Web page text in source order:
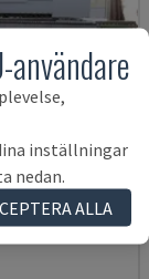
inställningar
nedan.
ALLA